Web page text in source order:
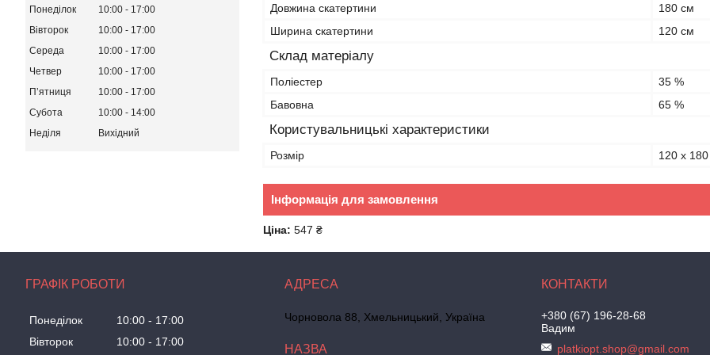
Довжина скатертини
180 см
Ширина скатертини
120 см
Склад матеріалу
Поліестер
35 %
Бавовна
65 %
Користувальницькі характеристики
Розмір 120 х
Інформація для замовлення
Ціна: 547 ₴
Понеділок 10:00
17:00
Вівторок
10:00
17:00
Середа
10:00
17:00
Четвер
10:00
17:00
Пʼятниця
10:00
17:00
Субота
10:00
14:00
Неділя
Вихідний
ГРАФІК РОБОТИ
Понеділок 10:00
17:00
Вівторок
10:00 17:00
Чорновола 88, Хмельницький, Україна
+380 (67) 196-28-68
Вадим
platkiopt.shop@gmail.com